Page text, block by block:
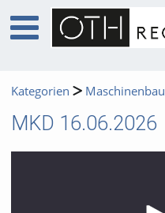
Kategorien Maschinenbau
MKD 16.06.2026